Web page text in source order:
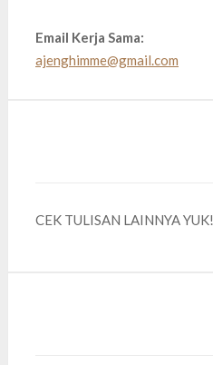
Email Kerja Sama:
ajenghimme@gmail.com
CEK TULISAN LAINNYA YUK!